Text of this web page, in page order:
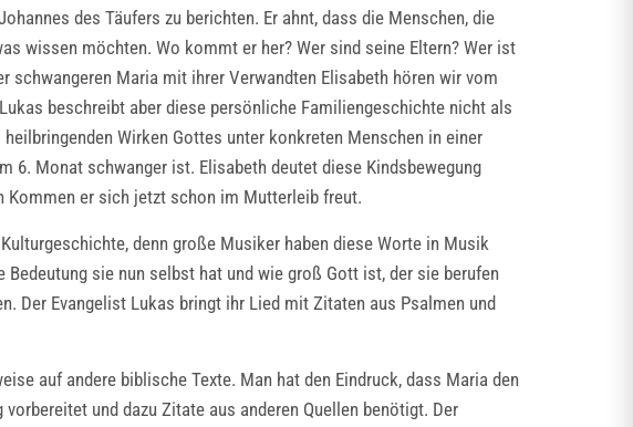
des Täufers zu berichten. Er ahnt, dass die Menschen, die
wissen möchten. Wo kommt er her? Wer sind seine Eltern? Wer ist
schwangeren Maria mit ihrer Verwandten Elisabeth hören wir vom
beschreibt aber diese persönliche Familiengeschichte nicht als
Wirken Gottes unter konkreten Menschen in einer
6. Monat schwanger ist. Elisabeth deutet diese Kindsbewegung
Kommen er sich jetzt schon im Mutterleib freut.
denn große Musiker haben diese Worte in Musik
sie nun selbst hat und wie groß Gott ist, der sie berufen
Der Evangelist Lukas bringt ihr Lied mit Zitaten aus Psalmen und
auf andere biblische Texte. Man hat den Eindruck, dass Maria den
und dazu Zitate aus anderen Quellen benötigt. Der